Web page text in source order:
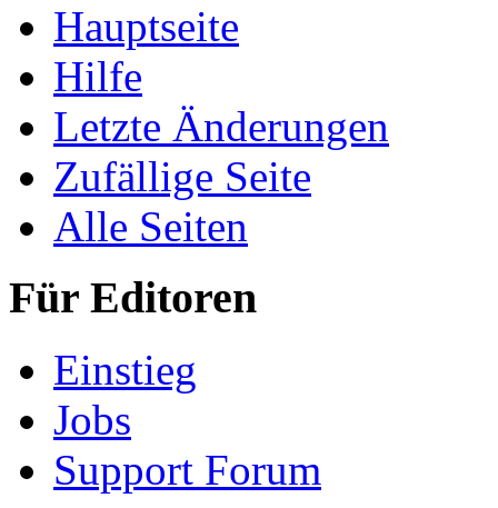
Hauptseite
Hilfe
Letzte Änderungen
Zufällige Seite
Alle Seiten
Für Editoren
Einstieg
Jobs
Support Forum